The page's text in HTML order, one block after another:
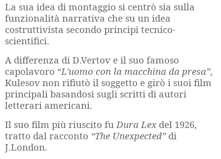
La sua idea di montaggio si centrò sia sulla
funzionalità narrativa che su un idea
costruttivista secondo principi tecnico-
scientifici.
A differenza di D.Vertov e il suo famoso
capolavoro “L'uomo con la macchina da presa”,
Kulesov non rifiutò il soggetto e girò i suoi film
principali basandosi sugli scritti di autori
letterari americani.
Il suo film più riuscito fu Dura Lex del 1926,
tratto dal racconto “The Unexpected”di
J.London.